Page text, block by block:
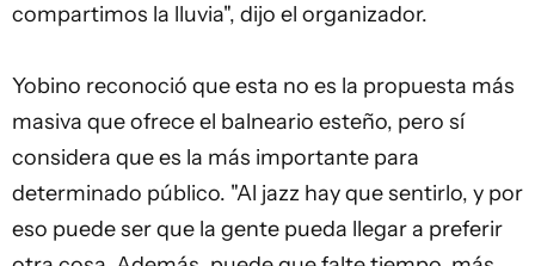
compartimos la lluvia", dijo el organizador.
Yobino reconoció que esta no es la propuesta más
masiva que ofrece el balneario esteño, pero sí
considera que es la más importante para
determinado público. "Al jazz hay que sentirlo, y por
eso puede ser que la gente pueda llegar a preferir